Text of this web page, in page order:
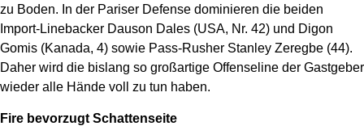
zu Boden. In der Pariser Defense dominieren die beiden
Import-Linebacker Dauson Dales (USA, Nr. 42) und Digon
Gomis (Kanada, 4) sowie Pass-Rusher Stanley Zeregbe (44).
Daher wird die bislang so großartige Offenseline der Gastgeber
wieder alle Hände voll zu tun haben.
Fire bevorzugt Schattenseite